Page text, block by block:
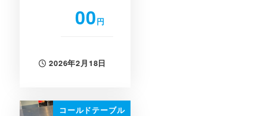
00円
投稿日
2026年2月18日
コールドテーブル